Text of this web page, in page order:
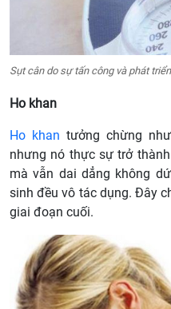
Sụt cân do sự tấn công và phát
Ho khan
Ho khan tưởng chừng
nhưng nó thực sự trở
mà vẫn dai dẳng không
sinh đều vô tác dụng. Đây
giai đoạn cuối.